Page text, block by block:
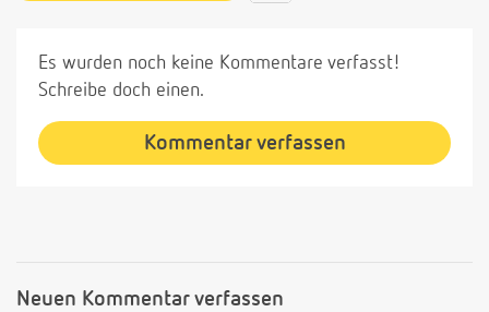
Es wurden noch keine Kommentare verfasst!
Schreibe doch einen.
Kommentar verfassen
Neuen Kommentar verfassen